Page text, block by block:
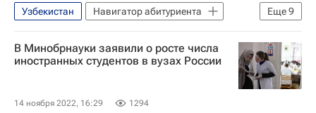
Еще9
Узбекистан
Навигатор абитуриента
Россия
Казахстан
Валерий Фальков
Виктор Садовничий
В Минобрнауки заявили о росте числа
иностранных студентов в вузах России
14 ноября 2022, 16:29 1294